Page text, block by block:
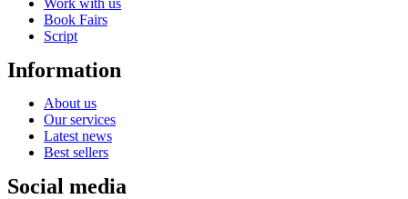
Book Fairs
Script
Information
About us
Our services
Latest news
Best sellers
Social media